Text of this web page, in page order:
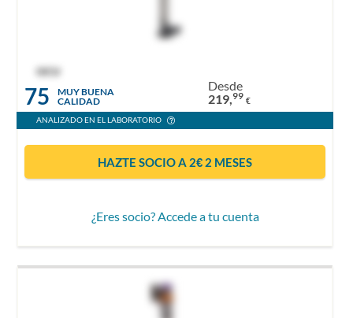
OCU
75
MUY BUENA
CALIDAD
Desde
219,99 €
ANALIZADO EN EL LABORATORIO
HAZTE SOCIO A 2€ 2 MESES
¿Eres socio? Accede a tu cuenta